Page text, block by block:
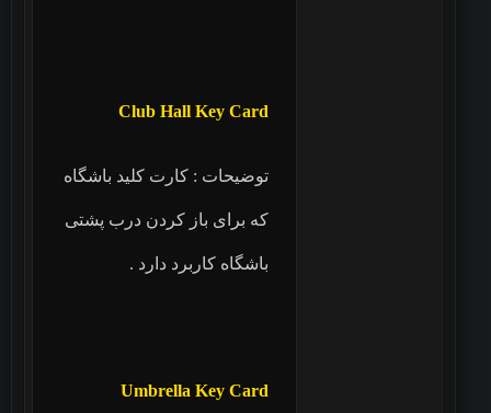
Club Hall Key Card
توضیحات : کارت کلید باشگاه
که برای باز کردن درب پشتی
باشگاه کاربرد دارد .
Umbrella Key Card